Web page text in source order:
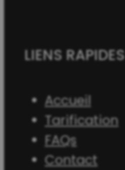
LIENS RAPIDES
Accueil
Tarification
FAQs
Contact